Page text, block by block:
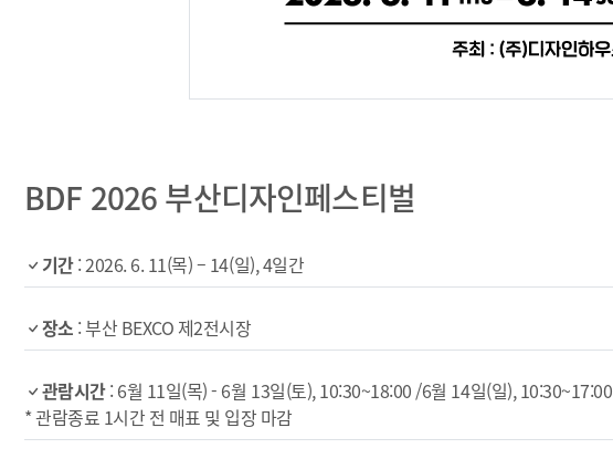
BDF 2026 부산디자인페스티벌
기간: 2026. 6. 11(목) – 14(일), 4일간
장소 : 부산 BEXCO 제2전시장
관람시간: 6월 11일(목) - 6월 13일(토), 10:30~18:00 /6월 14일(일), 10:30~17:00
* 관람종료 1시간 전 매표 및 입장 마감